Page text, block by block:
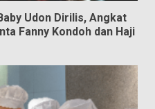
Udon Dirilis, Angkat
Fanny Kondoh dan Haji